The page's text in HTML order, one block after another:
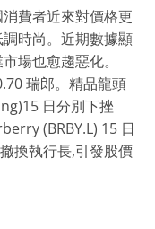
費者近來對價格更
時尚。近期數據顯
場也愈趨惡化。
瑞郎。精品龍頭
日分別下挫
(BRBY.L) 15 日
換執行長,引發股價